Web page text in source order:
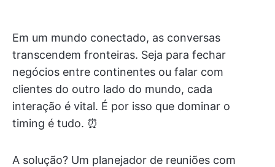
Em um mundo conectado, as conversas
transcendem fronteiras. Seja para fechar
negócios entre continentes ou falar com
clientes do outro lado do mundo, cada
interação é vital. É por isso que dominar o
timing é tudo. ⏰
A solução? Um planejador de reuniões com